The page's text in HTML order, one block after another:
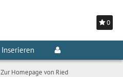
0
Inserieren
Zur Homepage von Ried